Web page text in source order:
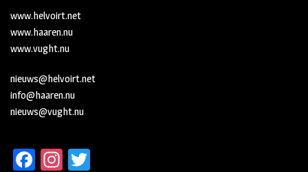
www.helvoirt.net
www.haaren.nu
www.vught.nu
nieuws@helvoirt.net
info@haaren.nu
nieuws@vught.nu
Fa In